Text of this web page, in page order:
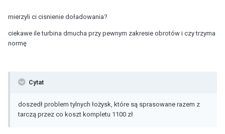
mierzyli ci cisnienie doładowania?
ciekawe ile turbina dmucha przy pewnym zakresie obrotów i czy trzyma
normę
Cytat
doszedł problem tylnych łożysk, które są sprasowane razem z
tarczą przez co koszt kompletu 1100 zł